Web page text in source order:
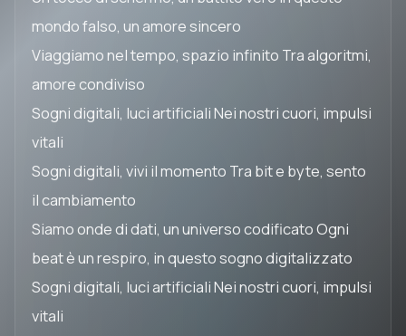
mondo falso, un amore sincero
Viaggiamo nel tempo, spazio infinito Tra algoritmi,
amore condiviso
Sogni digitali, luci artificiali Nei nostri cuori, impulsi
vitali
Sogni digitali, vivi il momento Tra bit e byte, sento
il cambiamento
Siamo onde di dati, un universo codificato Ogni
beat è un respiro, in questo sogno digitalizzato
Sogni digitali, luci artificiali Nei nostri cuori, impulsi
vitali